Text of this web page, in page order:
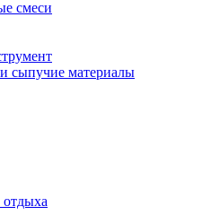
смеси
сыпучие материалы
отдыха